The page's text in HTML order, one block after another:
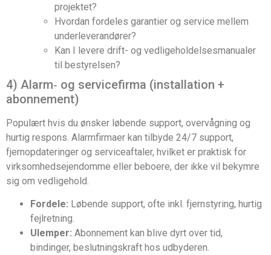
projektet?
Hvordan fordeles garantier og service mellem
underleverandører?
Kan I levere drift- og vedligeholdelsesmanualer
til bestyrelsen?
4) Alarm‑ og servicefirma (installation +
abonnement)
Populært hvis du ønsker løbende support, overvågning og
hurtig respons. Alarmfirmaer kan tilbyde 24/7 support,
fjernopdateringer og serviceaftaler, hvilket er praktisk for
virksomhedsejendomme eller beboere, der ikke vil bekymre
sig om vedligehold.
Fordele: Løbende support, ofte inkl. fjernstyring, hurtig
fejlretning.
Ulemper: Abonnement kan blive dyrt over tid,
bindinger, beslutningskraft hos udbyderen.